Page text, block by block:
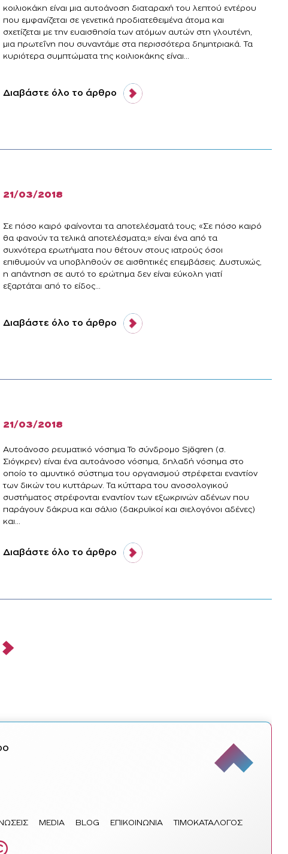
κοιλιοκάκη είναι μια αυτοάνοση διαταραχή του λεπτού εντέρου
που εμφανίζεται σε γενετικά προδιατεθειμένα άτομα και
σχετίζεται με την ευαισθησία των ατόμων αυτών στη γλουτένη,
μια πρωτεΐνη που συναντάμε στα περισσότερα δημητριακά. Τα
κυριότερα συμπτώματα της κοιλιοκάκης είναι...
Διαβάστε όλο το άρθρο
21/03/2018
Σε πόσο καιρό φαίνονται τα αποτελέσματά τους; «Σε πόσο καιρό
θα φανούν τα τελικά αποτελέσματα;» είναι ένα από τα
συχνότερα ερωτήματα που θέτουν στους ιατρούς όσοι
επιθυμούν να υποβληθούν σε αισθητικές επεμβάσεις. Δυστυχώς,
η απάντηση σε αυτό το ερώτημα δεν είναι εύκολη γιατί
εξαρτάται από το είδος...
Διαβάστε όλο το άρθρο
21/03/2018
Aυτοάνοσο ρευματικό νόσημα To σύνδρομο Sjögren (σ.
Σιόγκρεν) είναι ένα αυτοάνοσο νόσημα, δηλαδή νόσημα στο
οποίο το αμυντικό σύστημα του οργανισμού στρέφεται εναντίον
των δικών του κυττάρων. Τα κύτταρα του ανοσολογικού
συστήματος στρέφονται εναντίον των εξωκρινών αδένων που
παράγουν δάκρυα και σάλιο (δακρυϊκοί και σιελογόνοι αδένες)
και...
Διαβάστε όλο το άρθρο
MEDIA BLOG ΕΠΙΚΟΙΝΩΝΙΑ ΤΙΜΟΚΑΤΑΛΟΓΟΣ